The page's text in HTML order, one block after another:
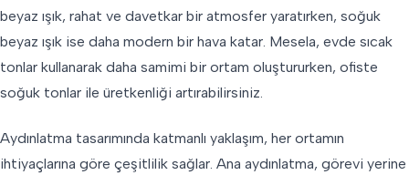
beyaz ışık, rahat ve davetkar bir atmosfer yaratırken, soğuk
beyaz ışık ise daha modern bir hava katar. Mesela, evde sıcak
tonlar kullanarak daha samimi bir ortam oluştururken, ofiste
soğuk tonlar ile üretkenliği artırabilirsiniz.
Aydınlatma tasarımında katmanlı yaklaşım, her ortamın
ihtiyaçlarına göre çeşitlilik sağlar. Ana aydınlatma, görevi yerine